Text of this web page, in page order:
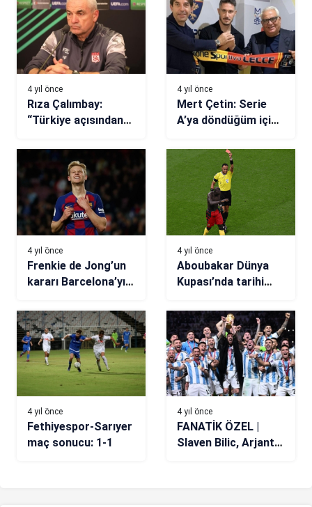
4 yıl önce
Rıza Çalımbay:
“Türkiye açısından
4 yıl önce
Mert Çetin: Serie
A’ya döndüğüm için
4 yıl önce
Frenkie de Jong’un
kararı Barcelona’yı
4 yıl önce
Aboubakar Dünya
Kupası’nda tarihi
Zidane’dan sonra…
4 yıl önce
Fethiyespor-Sarıyer
maç sonucu: 1-1
4 yıl önce
FANATİK ÖZEL |
Slaven Bilic, Arjantin